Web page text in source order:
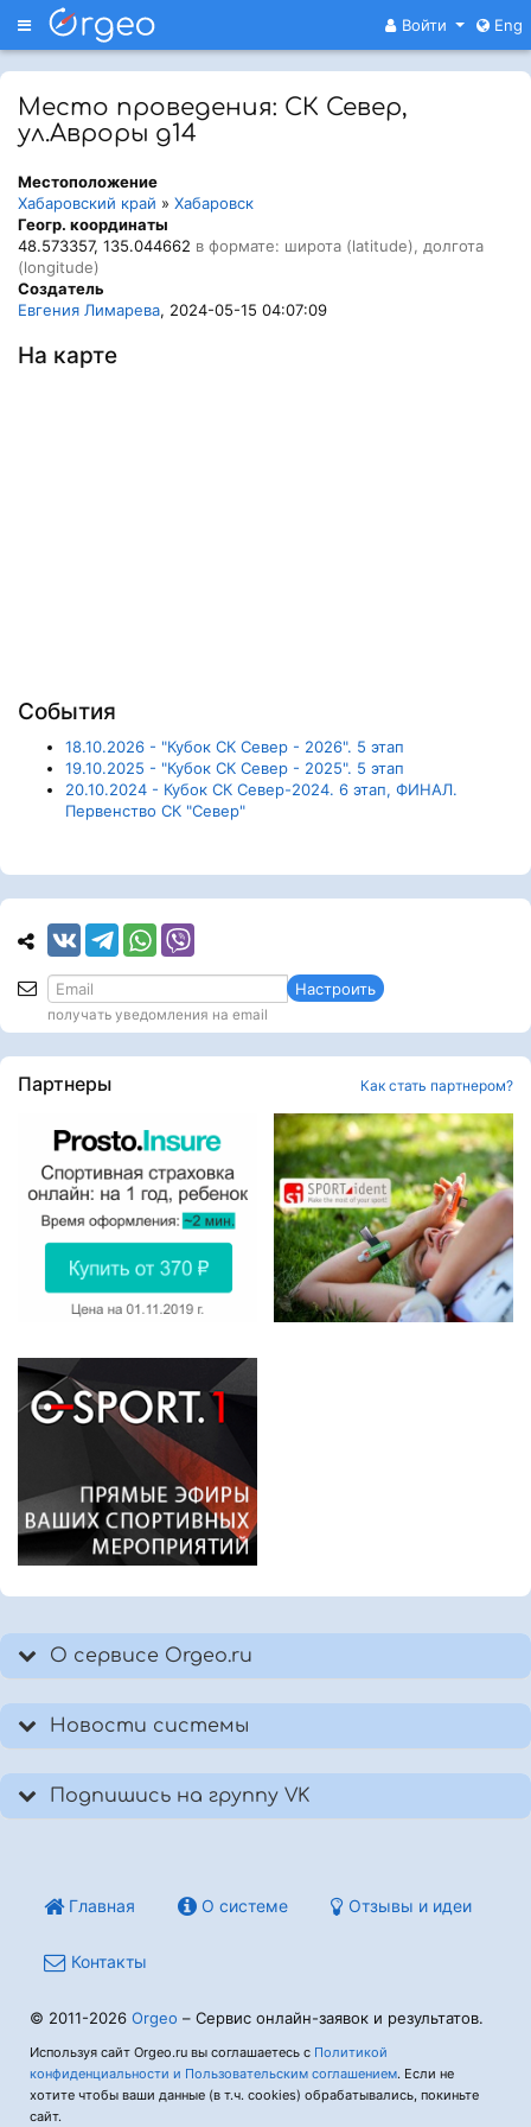
Меню Войти Eng
Место проведения: СК Север,
ул.Авроры д14
Местоположение
Хабаровский край » Хабаровск
Геогр. координаты
48.573357, 135.044662 в формате: широта (latitude), долгота
(longitude)
Создатель
Евгения Лимарева, 2024-05-15 04:07:09
На карте
События
18.10.2026 - "Кубок СК Север - 2026". 5 этап
19.10.2025 - "Кубок СК Север - 2025". 5 этап
20.10.2024 - Кубок СК Север-2024. 6 этап, ФИНАЛ.
Первенство СК "Север"
Настроить
получать уведомления на email
Партнеры Как стать партнером?
О сервисе Orgeo.ru
Новости системы
Подпишись на группу VK
Главная О системе Отзывы и идеи
Контакты
© 2011-2026 Orgeo – Сервис онлайн-заявок и результатов.
Используя сайт Orgeo.ru вы соглашаетесь с Политикой
конфиденциальности и Пользовательским соглашением. Если не
хотите чтобы ваши данные (в т.ч. cookies) обрабатывались, покиньте
сайт.